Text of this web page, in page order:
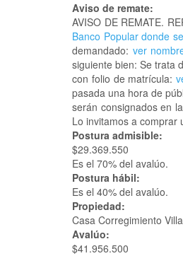
Aviso de remate:
AVISO DE REMATE.
Banco Popular donde
demandado: ver
siguiente bien: Se trata
con folio de matrícula:
pasada una hora de
serán consignados en
Lo invitamos a comprar
Postura admisible:
$29.369.550
Es el 70% del avalúo.
Postura hábil:
Es el 40% del avalúo.
Propiedad:
Casa Corregimiento
Avalúo:
$41.956.500